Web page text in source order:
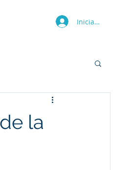
Iniciar sesión
la